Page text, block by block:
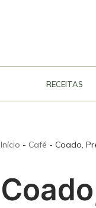
RECEITAS
Início - Café - Coado,